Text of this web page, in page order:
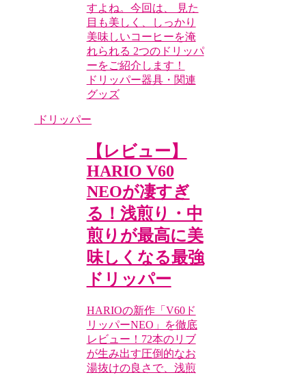
すよね。今回は、 見た
目も美しく、しっかり
美味しいコーヒーを淹
れられる 2つのドリッパ
ーをご紹介します！
ドリッパー器具・関連
グッズ
ドリッパー
【レビュー】
HARIO V60
NEOが凄すぎ
る！浅煎り・中
煎りが最高に美
味しくなる最強
ドリッパー
HARIOの新作「V60ド
リッパーNEO」を徹底
レビュー！72本のリブ
が生み出す圧倒的なお
湯抜けの良さで、浅煎